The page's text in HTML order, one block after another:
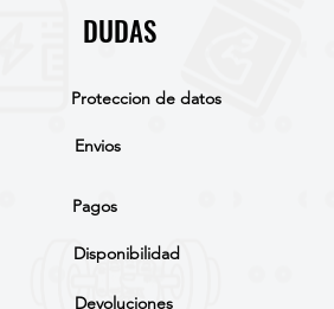
DUDAS
Proteccion de datos
Envios
Pagos
Disponibilidad
Devoluciones